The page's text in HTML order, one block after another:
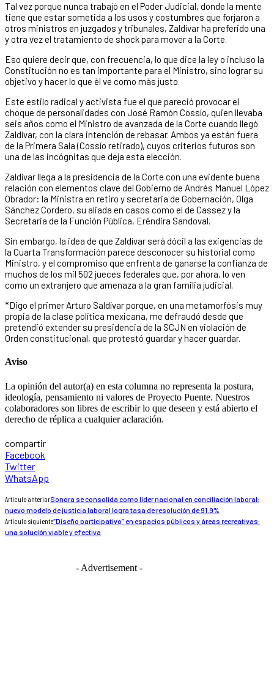
Tal vez porque nunca trabajó en el Poder Judicial, donde la mente
tiene que estar sometida a los usos y costumbres que forjaron a
otros ministros en juzgados y tribunales, Zaldívar ha preferido una
y otra vez el tratamiento de shock para mover a la Corte.
Eso quiere decir que, con frecuencia, lo que dice la ley o incluso la
Constitución no es tan importante para el Ministro, sino lograr su
objetivo y hacer lo que él ve como más justo.
Este estilo radical y activista fue el que pareció provocar el
choque de personalidades con José Ramón Cossío, quien llevaba
seis años como el Ministro de avanzada de la Corte cuando llegó
Zaldívar, con la clara intención de rebasar. Ambos ya están fuera
de la Primera Sala (Cossío retirado), cuyos criterios futuros son
una de las incógnitas que deja esta elección.
Zaldívar llega a la presidencia de la Corte con una evidente buena
relación con elementos clave del Gobierno de Andrés Manuel López
Obrador: la Ministra en retiro y secretaria de Gobernación, Olga
Sánchez Cordero, su aliada en casos como el de Cassez y la
Secretaria de la Función Pública, Eréndira Sandoval.
Sin embargo, la idea de que Zaldívar será dócil a las exigencias de
la Cuarta Transformación parece desconocer su historial como
Ministro, y el compromiso que enfrenta de ganarse la confianza de
muchos de los mil 502 jueces federales que, por ahora, lo ven
como un extranjero que amenaza a la gran familia judicial.
*Digo el primer Arturo Saldívar porque, en una metamorfósis muy
propia de la clase política mexicana, me defraudó desde que
pretendió extender su presidencia de la SCJN en violación de
Orden constitucional, que protestó guardar y hacer guardar.
Aviso
La opinión del autor(a) en esta columna no representa la postura,
ideología, pensamiento ni valores de Proyecto Puente. Nuestros
colaboradores son libres de escribir lo que deseen y está abierto el
derecho de réplica a cualquier aclaración.
compartir
Facebook
Twitter
WhatsApp
Artículo anteriorSonora se consolida como líder nacional en conciliación laboral:
nuevo modelo de justicia laboral logra tasa de resolución de 91.9%
Artículo siguiente“Diseño participativo” en espacios públicos y áreas recreativas:
una solución viable y efectiva
- Advertisement -